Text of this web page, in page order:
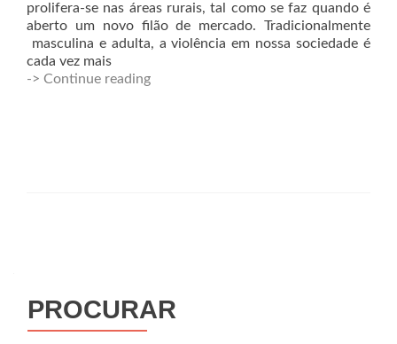
prolifera-se nas áreas rurais, tal como se faz quando é
aberto um novo filão de mercado. Tradicionalmente
masculina e adulta, a violência em nossa sociedade é
cada vez mais
-> Continue reading
PROCURAR